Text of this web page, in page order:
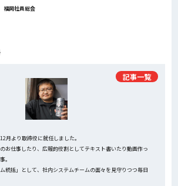
岡社員総会
月より取締役に就任しました。
お仕事したり、広報的役割としてテキスト書いたり動画作っ
。
統括」として、社内システムチームの面々を見守りつつ毎日
記事一覧